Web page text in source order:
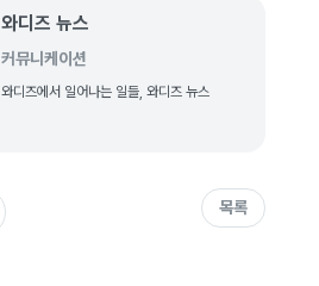
와디즈 뉴스
커뮤니케이션
와디즈에서 일어나는 일들, 와디즈 뉴스
목록